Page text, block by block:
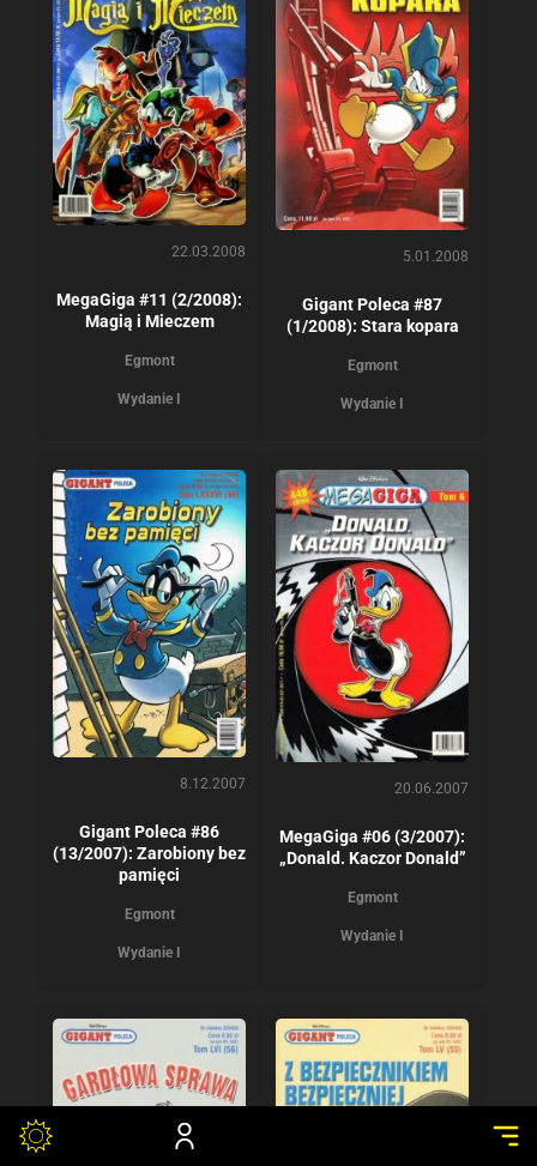
22.03.2008
MegaGiga #11 (2/2008):
Magią i Mieczem
Egmont
Wydanie I
5.01.2008
Gigant Poleca #87
(1/2008): Stara kopara
Egmont
Wydanie I
8.12.2007
Gigant Poleca #86
(13/2007): Zarobiony bez
pamięci
Egmont
Wydanie I
20.06.2007
MegaGiga #06 (3/2007):
„Donald. Kaczor Donald”
Egmont
Wydanie I